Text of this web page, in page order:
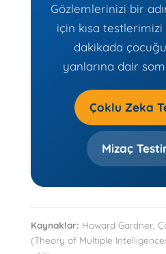
Gözlemlerinizi bir
için kısa
dakikada
yanlarına dair
Çoklu Zeka
Mizaç
Kaynaklar: Howard Gardner,
(Theory of Multiple